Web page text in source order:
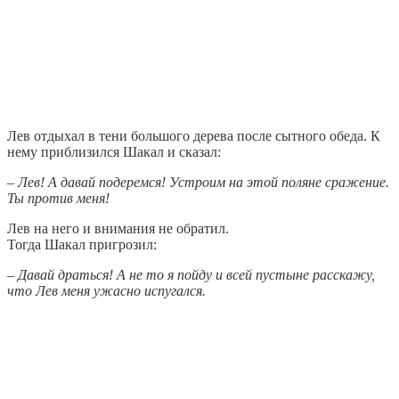
Лев отдыхал в тени большого дерева после сытного обеда. К
нему приблизился Шакал и сказал:
– Лев! А давай подеремся! Устроим на этой поляне сражение.
Ты против меня!
Лев на него и внимания не обратил.
Тогда Шакал пригрозил:
– Давай драться! А не то я пойду и всей пустыне расскажу,
что Лев меня ужасно испугался.